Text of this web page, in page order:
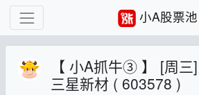
小A股票池
【 小A抓牛③ 】 [周
三星新材 ( 603578 )